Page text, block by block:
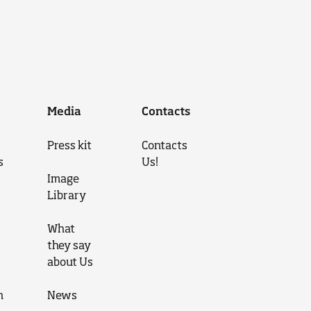
Media
Press kit
Image
Library
What
they say
about Us
News
Contacts
Contacts
Us!